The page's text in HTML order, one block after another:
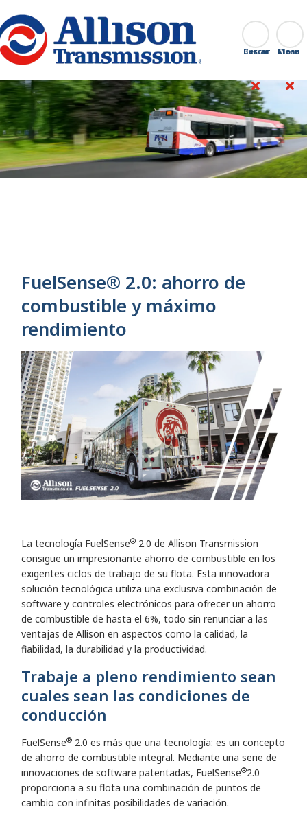
Go Home Buscar
Cerrar
FuelSense® 2.0: ahorro de
combustible y máximo
rendimiento
La tecnología FuelSense® 2.0 de Allison Transmission
consigue un impresionante ahorro de combustible en los
exigentes ciclos de trabajo de su flota. Esta innovadora
solución tecnológica utiliza una exclusiva combinación de
software y controles electrónicos para ofrecer un ahorro
de combustible de hasta el 6%, todo sin renunciar a las
ventajas de Allison en aspectos como la calidad, la
fiabilidad, la durabilidad y la productividad.
Trabaje a pleno rendimiento sean
cuales sean las condiciones de
conducción
FuelSense® 2.0 es más que una tecnología: es un concepto
de ahorro de combustible integral. Mediante una serie de
innovaciones de software patentadas, FuelSense®2.0
proporciona a su flota una combinación de puntos de
cambio con infinitas posibilidades de variación.